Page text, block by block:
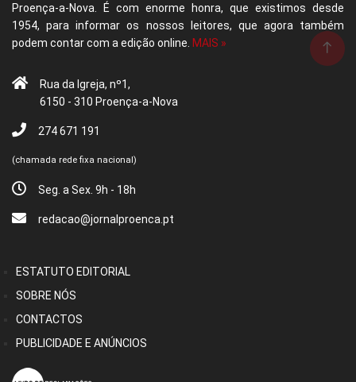
Proença-a-Nova. É com enorme honra, que existimos desde
1954, para informar os nossos leitores, que agora também
podem contar com a edição online. MAIS »
Rua da Igreja, nº1,
6150 - 310 Proença-a-Nova
274 671 191
(chamada rede fixa nacional)
Seg. a Sex. 9h - 18h
redacao@jornalproenca.pt
ESTATUTO EDITORIAL
SOBRE NÓS
CONTACTOS
PUBLICIDADE E ANÚNCIOS